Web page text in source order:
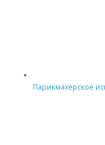
Парикмахерское